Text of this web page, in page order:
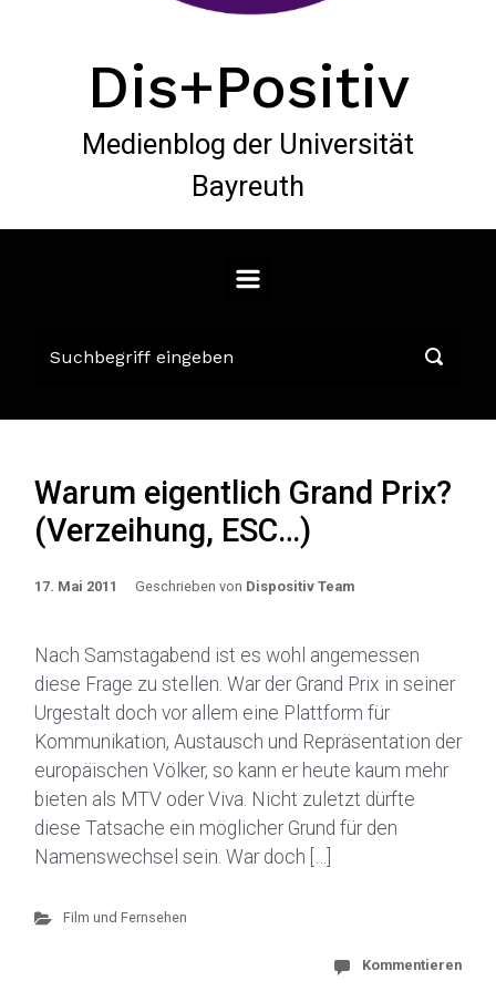
Dis+Positiv
Medienblog der Universität
Bayreuth
Warum eigentlich Grand Prix?
(Verzeihung, ESC…)
17. Mai 2011 Geschrieben von Dispositiv Team
Nach Samstagabend ist es wohl angemessen
diese Frage zu stellen. War der Grand Prix in seiner
Urgestalt doch vor allem eine Plattform für
Kommunikation, Austausch und Repräsentation der
europäischen Völker, so kann er heute kaum mehr
bieten als MTV oder Viva. Nicht zuletzt dürfte
diese Tatsache ein möglicher Grund für den
Namenswechsel sein. War doch […]
Film und Fernsehen
Kommentieren